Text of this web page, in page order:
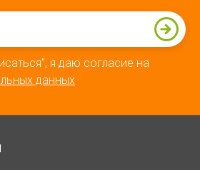
я даю согласие на
данных